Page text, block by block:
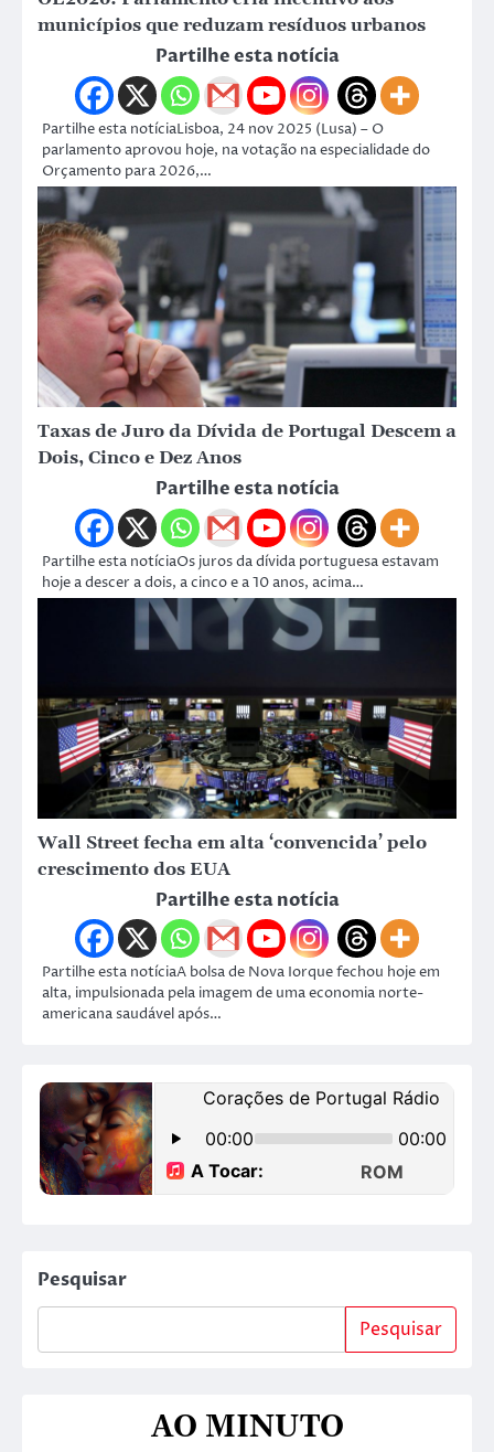
municípios que reduzam resíduos urbanos
Partilhe esta notícia
Partilhe esta notíciaLisboa, 24 nov 2025 (Lusa) – O
parlamento aprovou hoje, na votação na especialidade do
Orçamento para 2026,…
Taxas de Juro da Dívida de Portugal Descem a
Dois, Cinco e Dez Anos
Partilhe esta notícia
Partilhe esta notíciaOs juros da dívida portuguesa estavam
hoje a descer a dois, a cinco e a 10 anos, acima…
Wall Street fecha em alta ‘convencida’ pelo
crescimento dos EUA
Partilhe esta notícia
Partilhe esta notíciaA bolsa de Nova Iorque fechou hoje em
alta, impulsionada pela imagem de uma economia norte-
americana saudável após…
Pesquisar
Pesquisar
AO MINUTO